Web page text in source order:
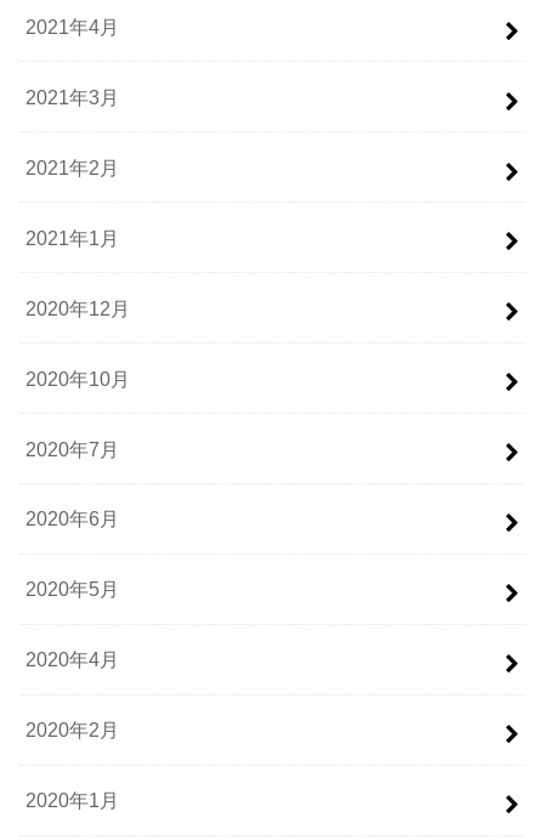
2021年4月
2021年3月
2021年2月
2021年1月
2020年12月
2020年10月
2020年7月
2020年6月
2020年5月
2020年4月
2020年2月
2020年1月